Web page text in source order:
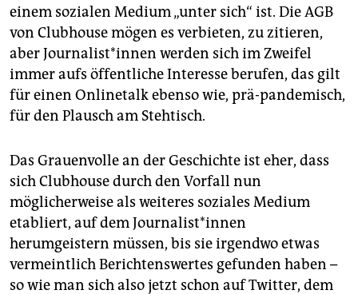
einem sozialen Medium „unter sich“ ist. Die AGB
von Clubhouse mögen es verbieten, zu zitieren,
aber Jour­na­lis­t*in­nen werden sich im Zweifel
immer aufs öffentliche Interesse berufen, das gilt
für einen Onlinetalk ebenso wie, prä-pandemisch,
für den Plausch am Stehtisch.
Das Grauenvolle an der Geschichte ist eher, dass
sich Clubhouse durch den Vorfall nun
möglicherweise als weiteres soziales Medium
etabliert, auf dem Jour­na­lis­t*in­nen
herumgeistern müssen, bis sie irgendwo etwas
vermeintlich Berichtenswertes gefunden haben –
so wie man sich also jetzt schon auf Twitter, dem